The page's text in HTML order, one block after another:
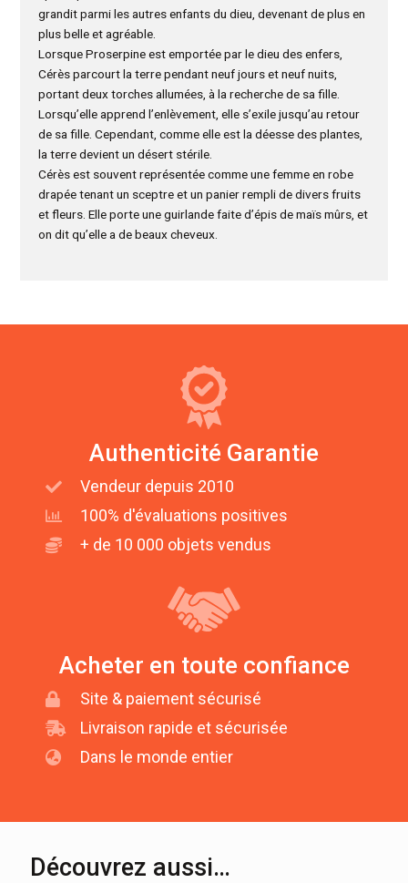
grandit parmi les autres enfants du dieu, devenant de plus en
plus belle et agréable.
Lorsque Proserpine est emportée par le dieu des enfers,
Cérès parcourt la terre pendant neuf jours et neuf nuits,
portant deux torches allumées, à la recherche de sa fille.
Lorsqu’elle apprend l’enlèvement, elle s’exile jusqu’au retour
de sa fille. Cependant, comme elle est la déesse des plantes,
la terre devient un désert stérile.
Cérès est souvent représentée comme une femme en robe
drapée tenant un sceptre et un panier rempli de divers fruits
et fleurs. Elle porte une guirlande faite d’épis de maïs mûrs, et
on dit qu’elle a de beaux cheveux.
Authenticité Garantie
Vendeur depuis 2010
100% d'évaluations positives
+ de 10 000 objets vendus
Acheter en toute confiance
Site & paiement sécurisé
Livraison rapide et sécurisée
Dans le monde entier
Découvrez aussi…